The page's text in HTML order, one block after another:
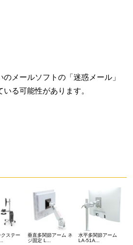
メールソフトの「迷惑メール」
る可能性があります。
ステー
垂直多関節アーム ネ
ジ固定 L...
水平多関節アーム
LA-51A...